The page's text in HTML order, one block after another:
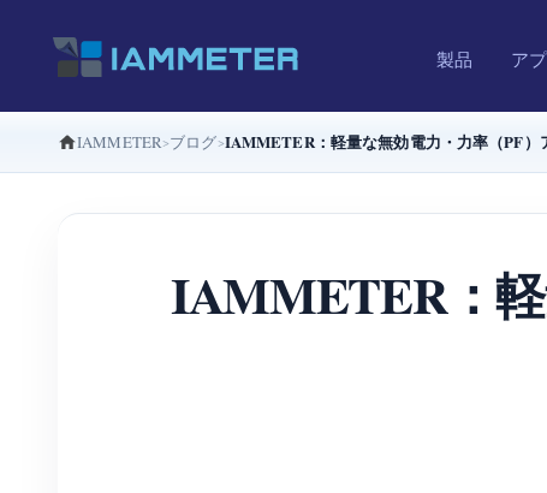
製品 ア
IAMMETER ブログ IAMMETER：軽量な無効電力・力率（PF）
IAMMETER：